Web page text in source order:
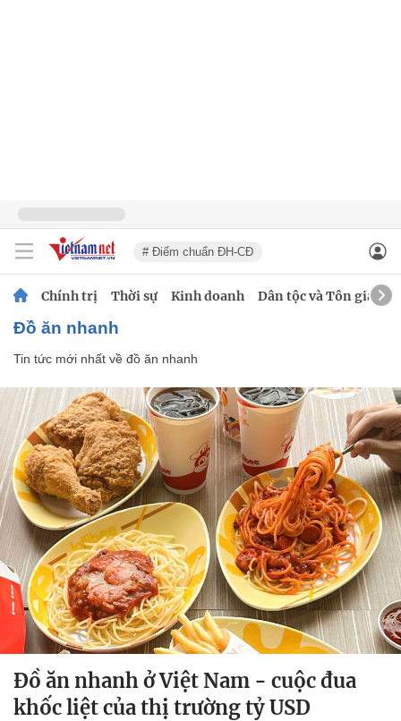
# Điểm chuẩn ĐH-CĐ
Chính trị Thời sự Kinh doanh Dân tộc và Tôn giáo
đồ ăn nhanh
Tin tức mới nhất về đồ ăn nhanh
Đồ ăn nhanh ở Việt Nam - cuộc đua
khốc liệt của thị trường tỷ USD